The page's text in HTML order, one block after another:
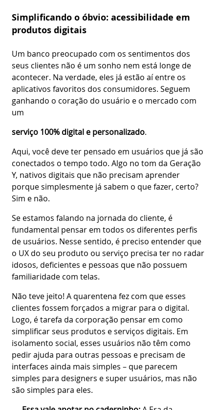
Simplificando o óbvio: acessibilidade em
produtos digitais
Um banco preocupado com os sentimentos dos
seus clientes não é um sonho nem está longe de
acontecer. Na verdade, eles já estão aí entre os
aplicativos favoritos dos consumidores. Seguem
ganhando o coração do usuário e o mercado com
um
serviço 100% digital e personalizado.
Aqui, você deve ter pensado em usuários que já são
conectados o tempo todo. Algo no tom da Geração
Y, nativos digitais que não precisam aprender
porque simplesmente já sabem o que fazer, certo?
Sim e não.
Se estamos falando na jornada do cliente, é
fundamental pensar em todos os diferentes perfis
de usuários. Nesse sentido, é preciso entender que
o UX do seu produto ou serviço precisa ter no radar
idosos, deficientes e pessoas que não possuem
familiaridade com telas.
Não teve jeito! A quarentena fez com que esses
clientes fossem forçados a migrar para o digital.
Logo, é tarefa da corporação pensar em como
simplificar seus produtos e serviços digitais. Em
isolamento social, esses usuários não têm como
pedir ajuda para outras pessoas e precisam de
interfaces ainda mais simples – que parecem
simples para designers e super usuários, mas não
são simples para eles.